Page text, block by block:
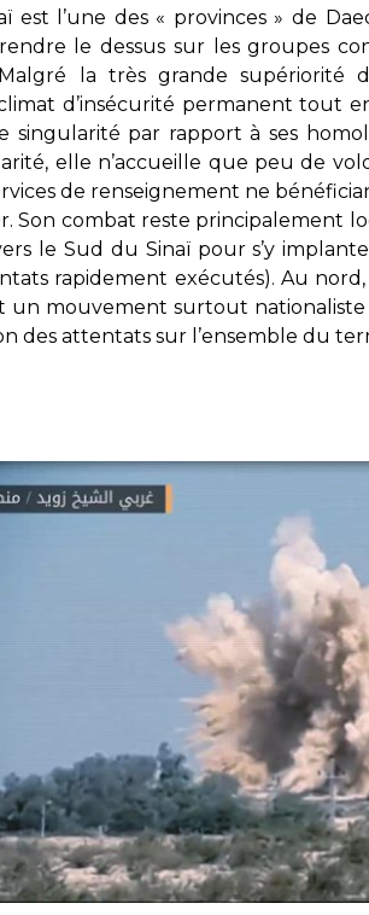
est l’une des « provinces » de
le dessus sur les groupes
la très grande supériorité
d’insécurité permanent tout
singularité par rapport à ses
elle n’accueille que peu de
de renseignement ne
Son combat reste principalement
le Sud du Sinaï pour s’y
rapidement exécutés). Au
un mouvement surtout
des attentats sur l’ensemble du